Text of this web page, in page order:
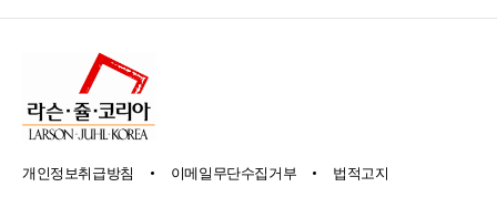
개인정보취급방침 이메일무단수집거부 법적고지